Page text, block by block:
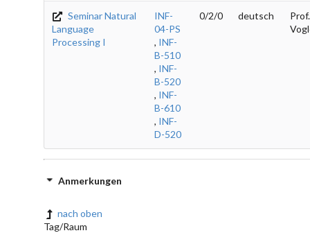
Seminar Natural
Language
Processing I
INF-
04-PS
, INF-
B-510
, INF-
B-520
, INF-
B-610
, INF-
D-520
0/2/0 deutsch
Prof.
Anmerkungen
nach oben
Tag/Raum